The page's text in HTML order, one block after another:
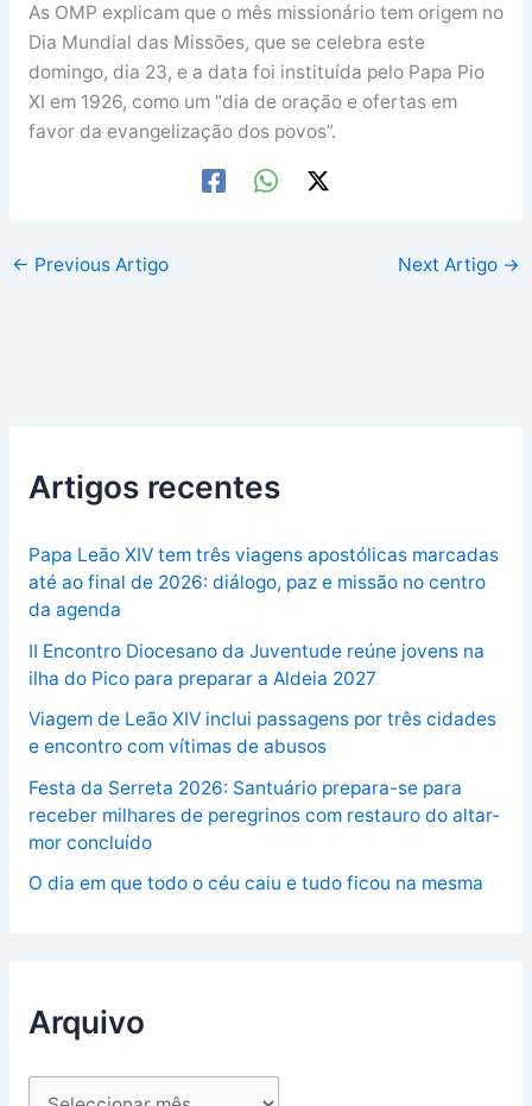
As OMP explicam que o mês missionário tem origem no
Dia Mundial das Missões, que se celebra este
domingo, dia 23, e a data foi instituída pelo Papa Pio
XI em 1926, como um “dia de oração e ofertas em
favor da evangelização dos povos”.
← Previous Artigo Next Artigo →
Artigos recentes
Papa Leão XIV tem três viagens apostólicas marcadas
até ao final de 2026: diálogo, paz e missão no centro
da agenda
II Encontro Diocesano da Juventude reúne jovens na
ilha do Pico para preparar a Aldeia 2027
Viagem de Leão XIV inclui passagens por três cidades
e encontro com vítimas de abusos
Festa da Serreta 2026: Santuário prepara-se para
receber milhares de peregrinos com restauro do altar-
mor concluído
O dia em que todo o céu caiu e tudo ficou na mesma
Arquivo